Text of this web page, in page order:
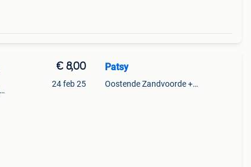
€ 8,00
24 feb 25
Patsy
Oostende Zandvoorde +Oostende